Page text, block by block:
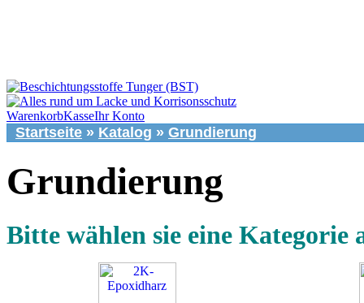
WarenkorbKasseIhr Konto
Startseite » Katalog » Grundierung
Grundierung
Bitte wählen sie eine Kategorie